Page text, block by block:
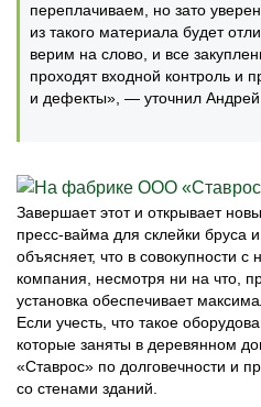
переплачиваем, но зато
из такого материала будет
верим на слово, и все
проходят входной контроль и
и дефекты», — уточнил Андрей
Завершает этот и открывает
пресс-вайма для склейки
объясняет, что в совокупности
компания, несмотря ни на что,
установка обеспечивает
Если учесть, что такое
которые заняты в деревянном
«Ставрос» по долговечности и
со стенами зданий.